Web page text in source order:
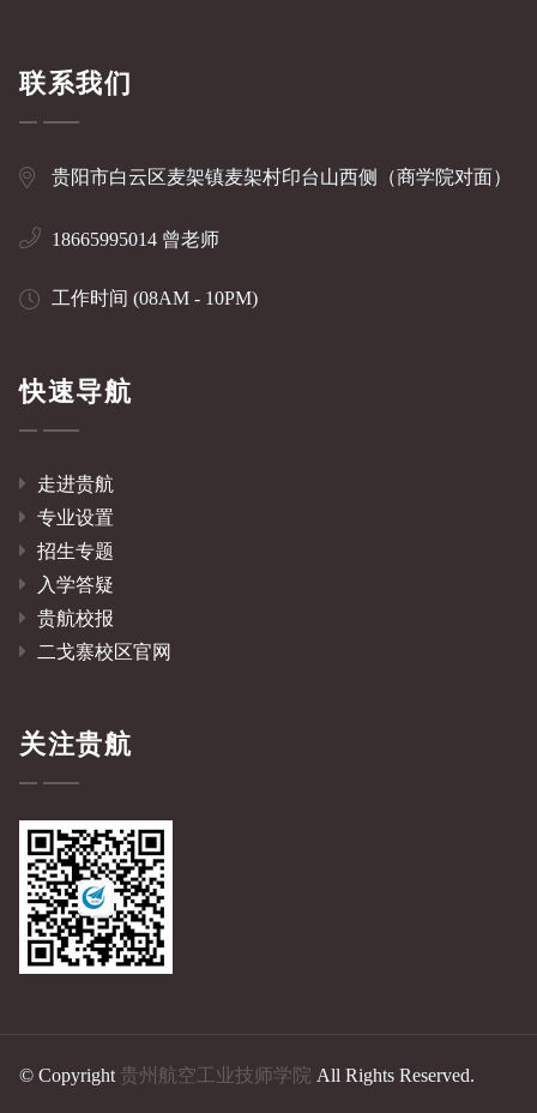
联系我们
贵阳市白云区麦架镇麦架村印台山西侧（商学院对面）
18665995014 曾老师
工作时间 (08AM - 10PM)
快速导航
走进贵航
专业设置
招生专题
入学答疑
贵航校报
二戈寨校区官网
关注贵航
© Copyright 贵州航空工业技师学院 All Rights Reserved.